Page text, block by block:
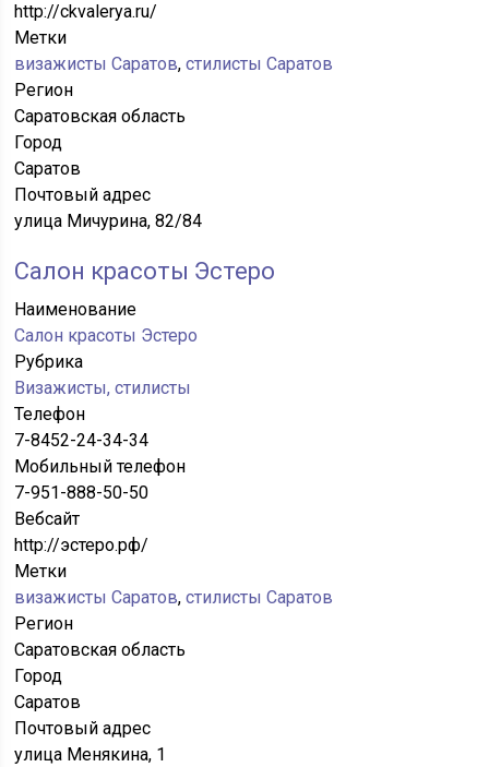
http://ckvalerya.ru/
Метки
визажисты Саратов,стилисты Саратов
Регион
Саратовская область
Город
Саратов
Почтовый адрес
улица Мичурина, 82/84
Салон красоты Эстеро
Наименование
Салон красоты Эстеро
Рубрика
Визажисты, стилисты
Телефон
7-8452-24-34-34
Мобильный телефон
7-951-888-50-50
Вебсайт
http://эстеро.рф/
Метки
визажисты Саратов,стилисты Саратов
Регион
Саратовская область
Город
Саратов
Почтовый адрес
улица Менякина, 1